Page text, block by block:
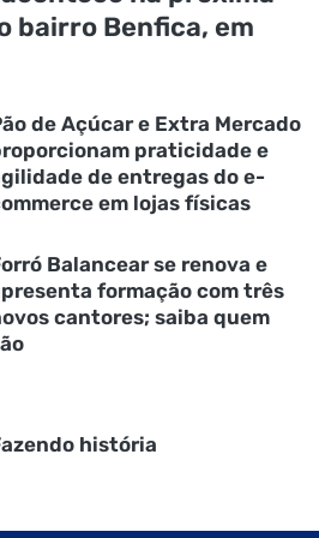
bairro Benfica, em
de Açúcar e Extra Mercado
praticidade e
de entregas do e-
em lojas físicas
Balancear se renova e
formação com três
cantores; saiba quem
história